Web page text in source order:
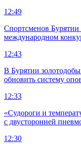
12:49
Спортсменов
международном
12:43
В Бурятии
обновить систему
12:33
«Судороги и
с двусторонней
12:30